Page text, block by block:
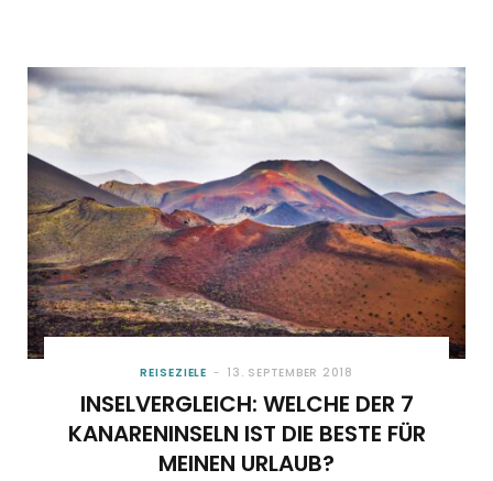
REISEZIELE 13. SEPTEMBER 2018
INSELVERGLEICH: WELCHE DER 7
KANARENINSELN IST DIE BESTE FÜR
MEINEN URLAUB?